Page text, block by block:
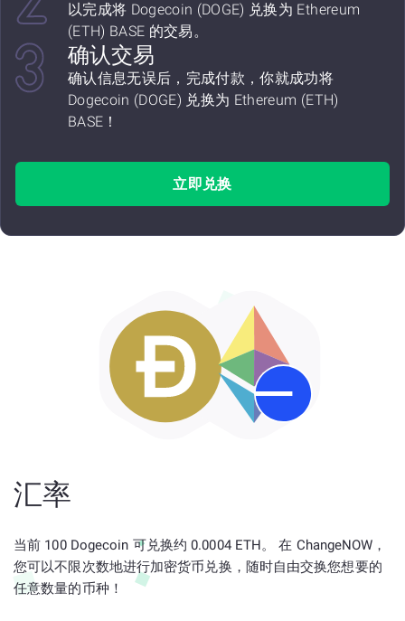
以完成将 Dogecoin (DOGE) 兑换为 Ethereum
(ETH) BASE 的交易。
确认交易
确认信息无误后，完成付款，你就成功将
Dogecoin (DOGE) 兑换为 Ethereum (ETH)
BASE！
立即兑换
汇率
当前 100 Dogecoin 可兑换约 0.0004 ETH。 在 ChangeNOW，
您可以不限次数地进行加密货币兑换，随时自由交换您想要的
任意数量的币种！